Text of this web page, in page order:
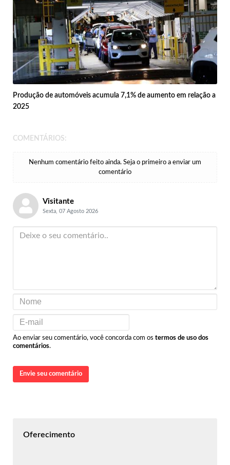
Produção de automóveis acumula 7,1% de aumento em relação a
2025
COMENTÁRIOS:
Nenhum comentário feito ainda. Seja o primeiro a enviar um
comentário
Visitante
Sexta, 07 Agosto 2026
Ao enviar seu comentário, você concorda com os termos de uso dos
comentários.
Envie seu comentário
Oferecimento